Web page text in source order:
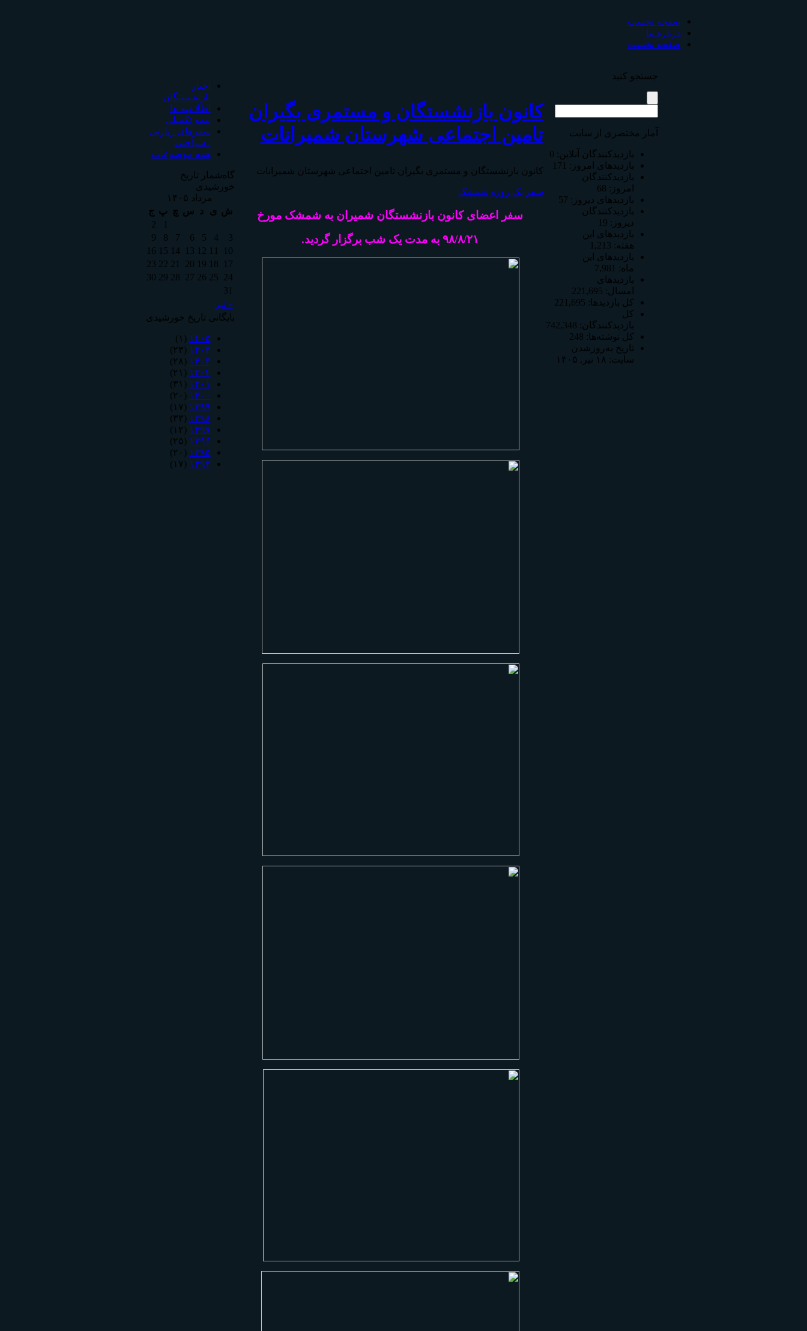
صفحه نخست
درباره ما
صفحه نخست
جستجو كنيد
آمار مختصری از سایت
بازدیدکنندگان آنلاین: 0
بازدیدهای امروز: 171
بازدیدکنندگان
امروز: 68
بازدیدهای دیروز: 57
بازدیدکنندگان
دیروز: 19
بازدیدهای این
هفته: 1,213
بازدیدهای این
ماه: 7,981
بازدیدهای
امسال: 221,695
کل بازدیدها: 221,695
کل
بازدیدکنند‌گان: 742,348
کل نوشته‌ها: 248
تاریخ به‌روزشدن
سایت: ۱۸ تیر, ۱۴۰۵
كانون بازنشستگان و مستمری بگیران
تامين اجتماعی شهرستان شمیرانات
كانون بازنشستگان و مستمری بگیران تامين اجتماعی شهرستان شمیرانات
سفر یک روزه شمشک
سفر اعضای کانون بازنشستگان شمیران به شمشک مورخ
۹۸/۸/۲۱ به مدت یک شب برگزار گردید.
اخبار
بازنشستگان
اطلاعیه ها
بیمه تکمیلی
سفرهای زیارتی
، سیاحتی
همه موضوعات
گاه‌شمار تاریخ
خورشیدی
مرداد ۱۴۰۵
ش ی د س چ پ ج
« تیر
1
2
3
4
5
6
7
8
9
10
11
12
13
14
15
16
17
18
19
20
21
22
23
24
25
26
27
28
29
30
31
بایگانی تاریخ خورشیدی
۱۴۰۵ (۱)
۱۴۰۴ (۲۳)
۱۴۰۳ (۲۸)
۱۴۰۲ (۲۱)
۱۴۰۱ (۳۱)
۱۴۰۰ (۲۰)
۱۳۹۹ (۱۷)
۱۳۹۸ (۳۳)
۱۳۹۷ (۱۲)
۱۳۹۶ (۲۵)
۱۳۹۵ (۲۰)
۱۳۹۴ (۱۷)